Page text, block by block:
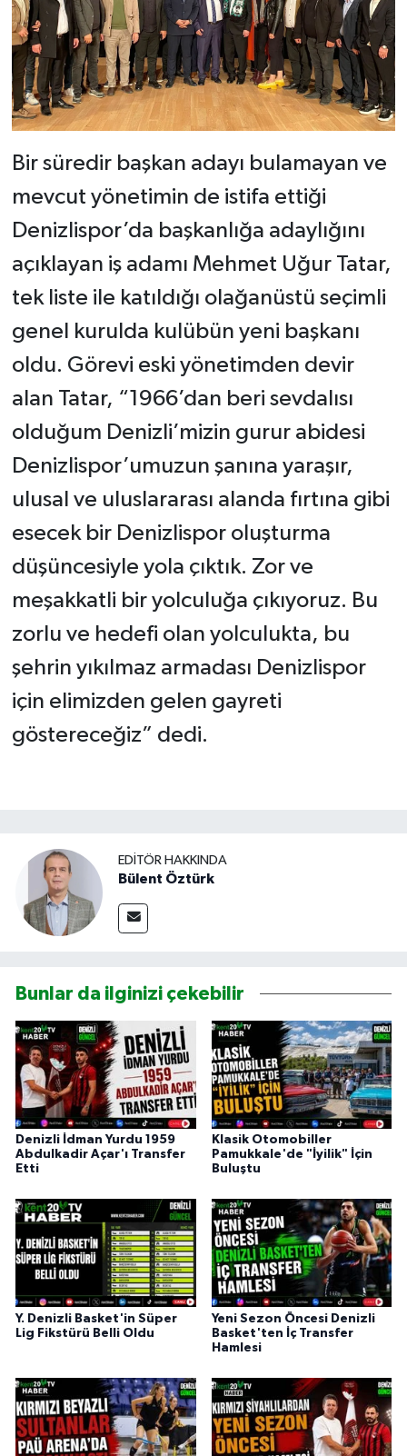
Bir süredir başkan adayı bulamayan ve
mevcut yönetimin de istifa ettiği
Denizlispor’da başkanlığa adaylığını
açıklayan iş adamı Mehmet Uğur Tatar,
tek liste ile katıldığı olağanüstü seçimli
genel kurulda kulübün yeni başkanı
oldu. Görevi eski yönetimden devir
alan Tatar, “1966’dan beri sevdalısı
olduğum Denizli’mizin gurur abidesi
Denizlispor’umuzun şanına yaraşır,
ulusal ve uluslararası alanda fırtına gibi
esecek bir Denizlispor oluşturma
düşüncesiyle yola çıktık. Zor ve
meşakkatli bir yolculuğa çıkıyoruz. Bu
zorlu ve hedefi olan yolculukta, bu
şehrin yıkılmaz armadası Denizlispor
için elimizden gelen gayreti
göstereceğiz” dedi.
EDITÖR HAKKINDA
Bülent Öztürk
Bunlar da ilginizi çekebilir
Denizli İdman Yurdu 1959
Abdulkadir Açar'ı Transfer
Etti
Klasik Otomobiller
Pamukkale'de "İyilik" İçin
Buluştu
Y. Denizli Basket'in Süper
Lig Fikstürü Belli Oldu
Yeni Sezon Öncesi Denizli
Basket'ten İç Transfer
Hamlesi